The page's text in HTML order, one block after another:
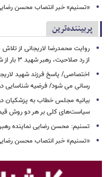
«تسنیم» خبر انتصاب محسن
پربیننده‌ترین
روایت محمدرضا لاریجانی از
از رد صلاحیت، رهبر شهید ۳ بار از شورای نگهبان ابراز نارضایتی کردند
اختصاصی/ پاسخ فرزند شهید
رسانی می شود/ فرضیه شناسایی
بیانیه مجلس خطاب به پزشکیان
سیاست‌های کلی بر هر دو روش
تسنیم: محسن رضایی نماینده
«تسنیم» خبر انتصاب محسن